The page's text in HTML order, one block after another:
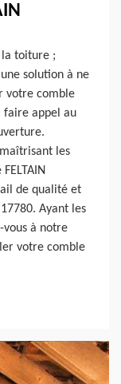
la toiture ;
solution à ne
votre comble
faire appel au
les
de qualité et
Ayant les
vous à notre
votre comble